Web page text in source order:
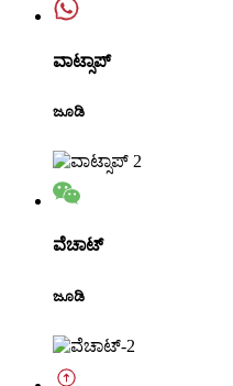
ವಾಟ್ಸಾಪ್
ಜೂಡಿ
ವೆಚಾಟ್
ಜೂಡಿ